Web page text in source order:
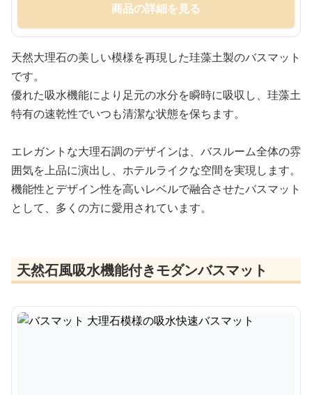
商品の詳細を見る
天然大理石の美しい模様を再現した珪藻土製のバスマット
です。
優れた吸水機能により足元の水分を瞬時に吸収し、珪藻土
特有の速乾性でいつも清潔な状態を保ちます。
エレガントな大理石調のデザインは、バスルーム全体の雰
囲気を上品に演出し、ホテルライクな空間を実現します。
機能性とデザイン性を高いレベルで融合させたバスマット
として、多くの方に愛用されています。
天然石風吸水機能付きモダンバスマット